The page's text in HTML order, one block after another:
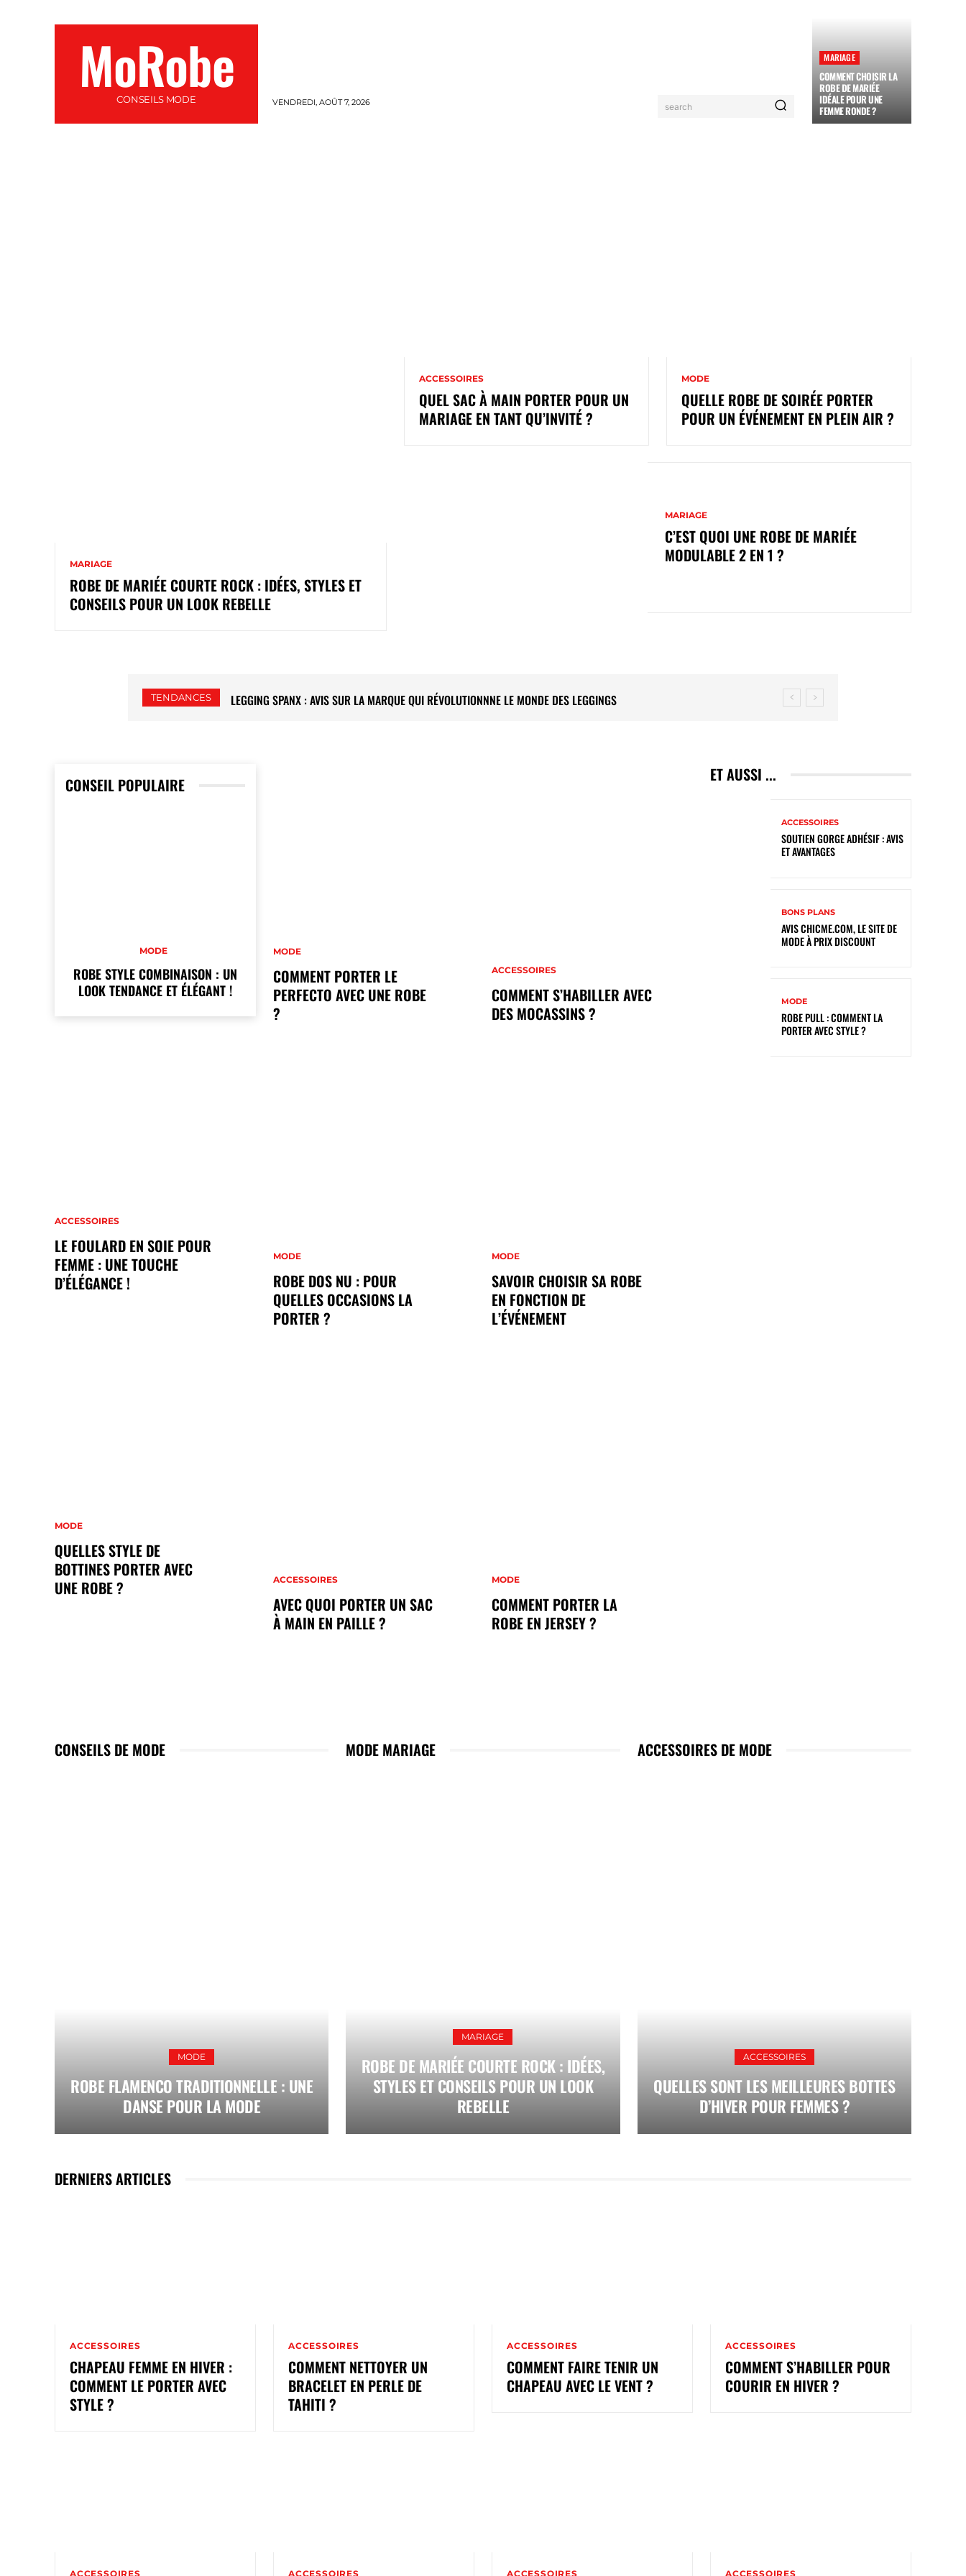
MoRobe
CONSEILS MODE VENDREDI, AOÛT 7, 2026 search
MARIAGE
COMMENT CHOISIR LA
ROBE DE MARIÉE
IDÉALE POUR UNE
FEMME RONDE ?
MARIAGE
ROBE DE MARIÉE COURTE ROCK : IDÉES, STYLES ET
CONSEILS POUR UN LOOK REBELLE
ACCESSOIRES
QUEL SAC À MAIN PORTER POUR UN
MARIAGE​ EN TANT QU’INVITÉ ?
MODE
QUELLE ROBE DE SOIRÉE PORTER
POUR UN ÉVÉNEMENT EN PLEIN AIR ?
MARIAGE
C’EST QUOI UNE ROBE DE MARIÉE
MODULABLE 2 EN 1 ?
TENDANCES LEGGING SPANX : AVIS SUR LA MARQUE QUI RÉVOLUTIONNNE LE MONDE DES LEGGINGS
CONSEIL POPULAIRE
MODE
ROBE STYLE COMBINAISON : UN
LOOK TENDANCE ET ÉLÉGANT !
ACCESSOIRES
LE FOULARD EN SOIE POUR
FEMME : UNE TOUCHE
D’ÉLÉGANCE !
MODE
QUELLES STYLE DE
BOTTINES PORTER AVEC
UNE ROBE ?
MODE
COMMENT PORTER LE
PERFECTO AVEC UNE ROBE
?
MODE
ROBE DOS NU : POUR
QUELLES OCCASIONS LA
PORTER ?
ACCESSOIRES
AVEC QUOI PORTER UN SAC
À MAIN EN PAILLE ?
ACCESSOIRES
COMMENT S’HABILLER AVEC
DES MOCASSINS ?
MODE
SAVOIR CHOISIR SA ROBE
EN FONCTION DE
L’ÉVÉNEMENT
MODE
COMMENT PORTER LA
ROBE EN JERSEY ?
ET AUSSI ...
ACCESSOIRES
SOUTIEN GORGE ADHÉSIF : AVIS
ET AVANTAGES
BONS PLANS
AVIS CHICME.COM, LE SITE DE
MODE À PRIX DISCOUNT
MODE
ROBE PULL : COMMENT LA
PORTER AVEC STYLE ?
CONSEILS DE MODE
MODE
ROBE FLAMENCO TRADITIONNELLE : UNE
DANSE POUR LA MODE
MODE MARIAGE
MARIAGE
ROBE DE MARIÉE COURTE ROCK : IDÉES,
STYLES ET CONSEILS POUR UN LOOK
REBELLE
ACCESSOIRES DE MODE
ACCESSOIRES
QUELLES SONT LES MEILLEURES BOTTES
D’HIVER POUR FEMMES ?
DERNIERS ARTICLES
ACCESSOIRES
CHAPEAU FEMME EN HIVER :
COMMENT LE PORTER AVEC
STYLE ?
ACCESSOIRES
COMMENT NETTOYER UN
BRACELET EN PERLE DE
TAHITI ?
ACCESSOIRES
COMMENT FAIRE TENIR UN
CHAPEAU AVEC LE VENT ?
ACCESSOIRES
COMMENT S’HABILLER POUR
COURIR EN HIVER ?
ACCESSOIRES ACCESSOIRES ACCESSOIRES ACCESSOIRES